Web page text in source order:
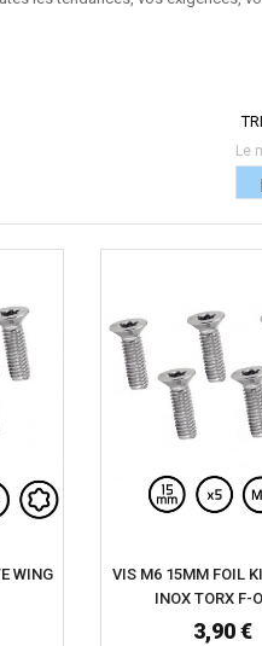
TRI
Le
WING
VIS M6 15MM FOIL
INOX TORX F-
3,90 €